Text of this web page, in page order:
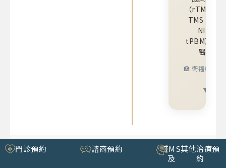
（rTMS、
TMS、
NIRS、
tPBM）、
醫學。
🏥 衛福部執業
▼ 專業
門診預約 諮商預約
TMS
及
其他治療預
約